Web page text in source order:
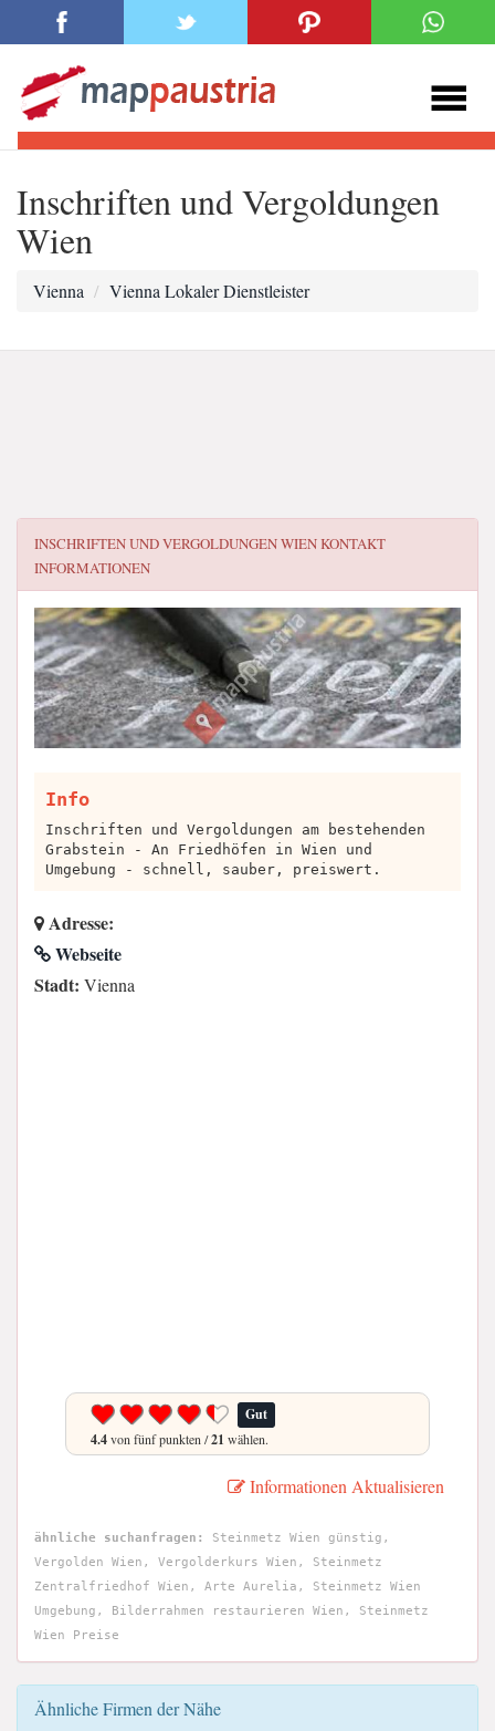
Inschriften und Vergoldungen
Wien
Vienna Vienna Lokaler Dienstleister
INSCHRIFTEN UND VERGOLDUNGEN WIENKONTAKT
INFORMATIONEN
Info
Inschriften und Vergoldungen am bestehenden
Grabstein - An Friedhöfen in Wien und
Umgebung - schnell, sauber, preiswert.
Adresse:
Webseite
Stadt: Vienna
Gut
4.4von fünf punkten /21 wählen.
Informationen Aktualisieren
ähnliche suchanfragen:
Steinmetz Wien günstig,
Vergolden Wien, Vergolderkurs Wien, Steinmetz
Zentralfriedhof Wien, Arte Aurelia, Steinmetz Wien
Umgebung, Bilderrahmen restaurieren Wien, Steinmetz
Wien Preise
Ähnliche Firmen der Nähe